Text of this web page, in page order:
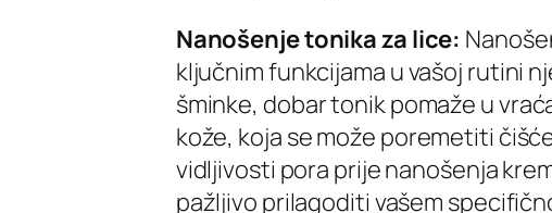
Nanošenje tonika za lice:
ključnim funkcijama u vašoj rutini
šminke, dobar tonik pomaže u
kože, koja se može poremetiti
vidljivosti pora prije nanošenja
pažljivo prilagoditi vašem